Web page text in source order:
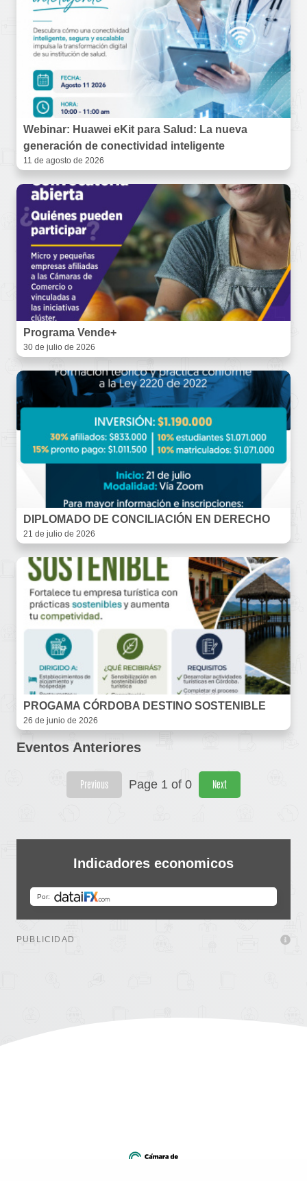
Webinar: Huawei eKit para Salud: La nueva
generación de conectividad inteligente
11 de agosto de 2026
Programa Vende+
30 de julio de 2026
DIPLOMADO DE CONCILIACIÓN EN DERECHO
21 de julio de 2026
PROGAMA CÓRDOBA DESTINO SOSTENIBLE
26 de junio de 2026
Eventos Anteriores
Previous Page 1 of 0 Next
Indicadores economicos
PUBLICIDAD